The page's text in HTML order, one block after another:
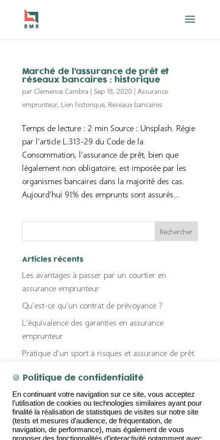
Marché de l’assurance de prêt et
réseaux bancaires : historique
par Clémence Cambra | Sep 18, 2020 | Assurance
emprunteur, Lien historique, Réseaux bancaires
Temps de lecture : 2 min Source : Unsplash. Régie
par l’article L.313-29 du Code de la
Consommation, l’assurance de prêt, bien que
légalement non obligatoire, est imposée par les
organismes bancaires dans la majorité des cas.
Aujourd’hui 91% des emprunts sont assurés...
Articles récents
Les avantages à passer par un courtier en
assurance emprunteur
Qu’est-ce qu’un contrat de prévoyance ?
L’équivalence des garanties en assurance
emprunteur
Pratique d’un sport à risques et assurance de prêt
Fausse déclaration et assurance emprunteur
Commentaires récents
🍪 Politique de confidentialité
En continuant votre navigation sur ce site, vous acceptez
l’utilisation de cookies ou technologies similaires ayant pour
finalité la réalisation de statistiques de visites sur notre site
(tests et mesures d’audience, de fréquentation, de
navigation, de performance), mais également de vous